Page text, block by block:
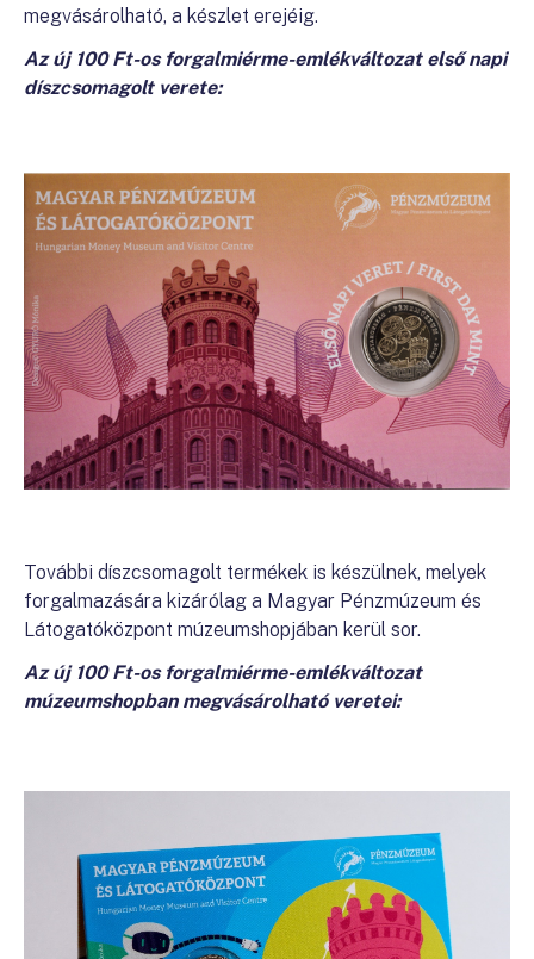
megvásárolható, a készlet erejéig.
Az új 100 Ft-os forgalmiérme-emlékváltozat első napi
díszcsomagolt verete:
További díszcsomagolt termékek is készülnek, melyek
forgalmazására kizárólag a Magyar Pénzmúzeum és
Látogatóközpont múzeumshopjában kerül sor.
Az új 100 Ft-os forgalmiérme-emlékváltozat
múzeumshopban megvásárolható veretei: